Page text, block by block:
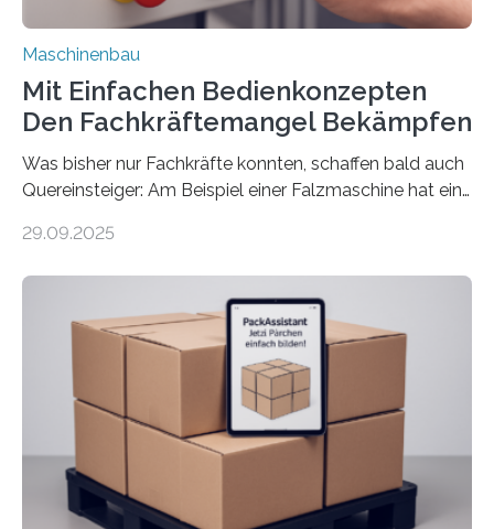
Maschinenbau
Mit Einfachen Bedienkonzepten
Den Fachkräftemangel Bekämpfen
Was bisher nur Fachkräfte konnten, schaffen bald auch
Quereinsteiger: Am Beispiel einer Falzmaschine hat ein
Mensch-Maschine-Schnittstelle so sehr vereinfacht,
Die zugrunde liegende Methodik lässt sich auf alle
anderen Maschinen übertragen. Eine Falzmaschine
umzurüsten ist ein Job für echte Profis. Eine solche
Maschine faltet in Druckereien Broschüren, Prospekte,
Landkarten und vieles mehr – mehrere Zehntausend
Exemplare pro Stunde. Je nach Maschinentyp und
Auftrag kann das Umrüsten…
29.09.2025